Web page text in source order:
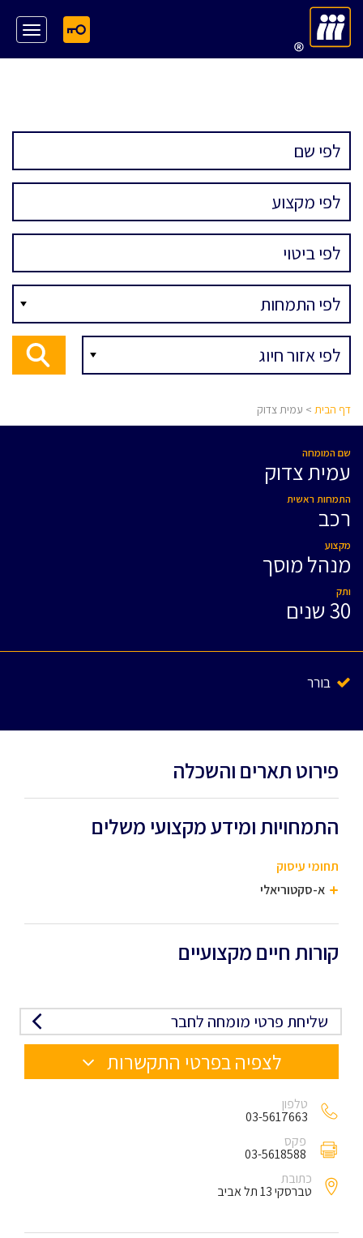
דף הבית > עמית צדוק
שם המומחה
עמית צדוק
התמחות ראשית
רכב
מקצוע
מנהל מוסך
ותק
30 שנים
בורר
פירוט תארים והשכלה
התמחויות ומידע מקצועי משלים
תחומי עיסוק
א-סקטוריאלי
קורות חיים מקצועיים
שליחת פרטי מומחה לחבר
לצפיה בפרטי התקשרות
טלפון
03-5617663
פקס
03-5618588
כתובת
טברסקי 13 תל אביב